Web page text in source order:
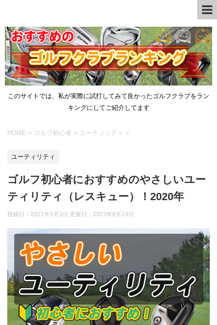
このサイトでは、私が実際に試打してみて良かったゴルフクラブをラン
キングにしてご紹介してます
HOME > ゴルフ初心者 > ユーティリティ >
ユーティリティ
ゴルフ初心者におすすめのやさしいユー
ティリティ（レスキュー）！2020年
投稿日：2021年5月3日 更新日： 2023年8月24日